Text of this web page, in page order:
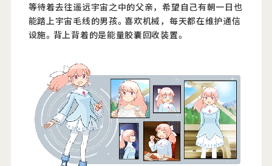
等待着去往遥远宇宙之中的父亲，希望自己有朝一日也
能踏上宇宙毛线的男孩。喜欢机械，每天都在维护通信
设施。背上背着的是能量胶囊回收装置。